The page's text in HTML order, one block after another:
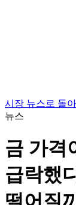
시장 뉴스로 돌아
뉴스
금 가격
급락했